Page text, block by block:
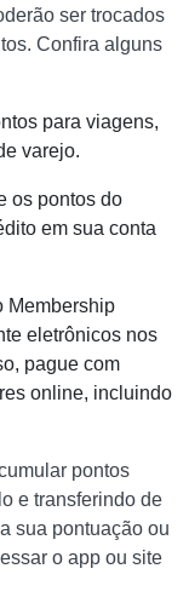
ser trocados
Confira alguns
para viagens,
varejo.
os pontos do
em sua conta
Membership
eletrônicos nos
pague com
online, incluindo
pontos
e transferindo de
sua pontuação ou
o app ou site